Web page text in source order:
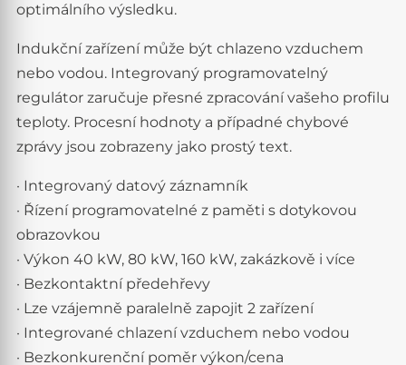
optimálního výsledku.
Indukční zařízení může být chlazeno vzduchem
nebo vodou. Integrovaný programovatelný
regulátor zaručuje přesné zpracování vašeho profilu
teploty. Procesní hodnoty a případné chybové
zprávy jsou zobrazeny jako prostý text.
· Integrovaný datový záznamník
· Řízení programovatelné z paměti s dotykovou
obrazovkou
· Výkon 40 kW, 80 kW, 160 kW, zakázkově i více
· Bezkontaktní předehřevy
· Lze vzájemně paralelně zapojit 2 zařízení
· Integrované chlazení vzduchem nebo vodou
· Bezkonkurenční poměr výkon/cena